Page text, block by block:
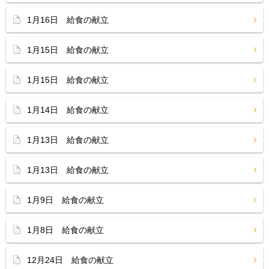
1月16日 給食の献立
1月15日 給食の献立
1月15日 給食の献立
1月14日 給食の献立
1月13日 給食の献立
1月13日 給食の献立
1月9日 給食の献立
1月8日 給食の献立
12月24日 給食の献立